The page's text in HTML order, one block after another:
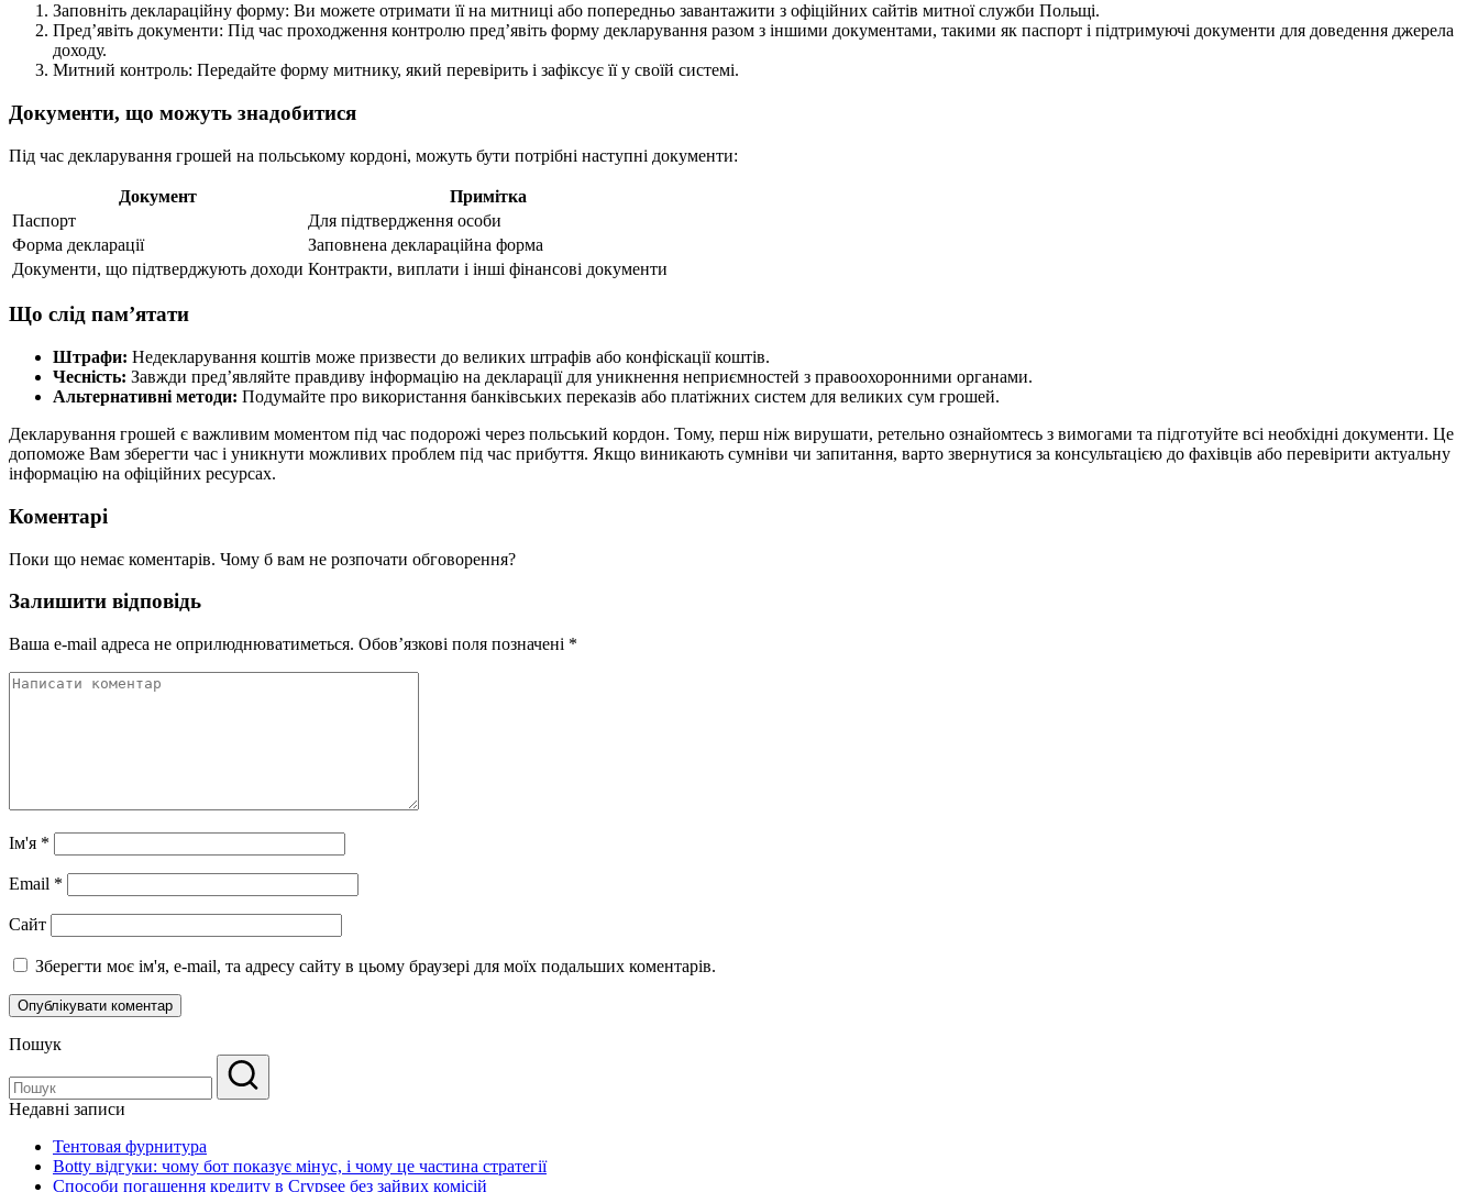
Заповніть деклараційну форму: Ви можете отримати її на митниці або попередньо завантажити з офіційних сайтів митної служби Польщі.
Пред’явіть документи: Під час проходження контролю пред’явіть форму декларування разом з іншими документами, такими як паспорт і підтримуючі документи для доведення джерела
доходу.
Митний контроль: Передайте форму митнику, який перевірить і зафіксує її у своїй системі.
Документи, що можуть знадобитися
Під час декларування грошей на польському кордоні, можуть бути потрібні наступні документи:
Документ
Примітка
Паспорт
Для підтвердження особи
Форма декларації
Заповнена деклараційна форма
Документи, що підтверджують доходи Контракти, виплати і інші фінансові документи
Що слід пам’ятати
Штрафи: Недекларування коштів може призвести до великих штрафів або конфіскації коштів.
Чесність: Завжди пред’являйте правдиву інформацію на декларації для уникнення неприємностей з правоохоронними органами.
Альтернативні методи: Подумайте про використання банківських переказів або платіжних систем для великих сум грошей.
Декларування грошей є важливим моментом під час подорожі через польський кордон. Тому, перш ніж вирушати, ретельно ознайомтесь з вимогами та підготуйте всі необхідні документи. Це
допоможе Вам зберегти час і уникнути можливих проблем під час прибуття. Якщо виникають сумніви чи запитання, варто звернутися за консультацією до фахівців або перевірити актуальну
інформацію на офіційних ресурсах.
Коментарі
Поки що немає коментарів. Чому б вам не розпочати обговорення?
Залишити відповідь
Ваша e-mail адреса не оприлюднюватиметься. Обов’язкові поля позначені *
Ім'я *
Email *
Сайт
Зберегти моє ім'я, e-mail, та адресу сайту в цьому браузері для моїх подальших коментарів.
Пошук
Недавні записи
Тентовая фурнитура
Botty відгуки: чому бот показує мінус, і чому це частина стратегії
Способи погашення кредиту в Crypsee без зайвих комісій